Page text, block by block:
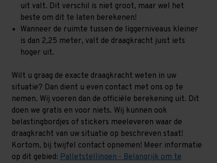
uit valt. Dit verschil is niet groot, maar wel het
beste om dit te laten berekenen!
Wanneer de ruimte tussen de liggerniveaus kleiner
is dan 2,25 meter, valt de draagkracht juist iets
hoger uit.
Wilt u graag de exacte draagkracht weten in uw
situatie? Dan dient u even contact met ons op te
nemen. Wij voeren dan de officiële berekening uit. Dit
doen we gratis en voor niets. Wij kunnen ook
belastingbordjes of stickers meeleveren waar de
draagkracht van uw situatie op beschreven staat!
Kortom, bij twijfel contact opnemen! Meer informatie
op dit gebied: Palletstellingen - Belangrijk om te